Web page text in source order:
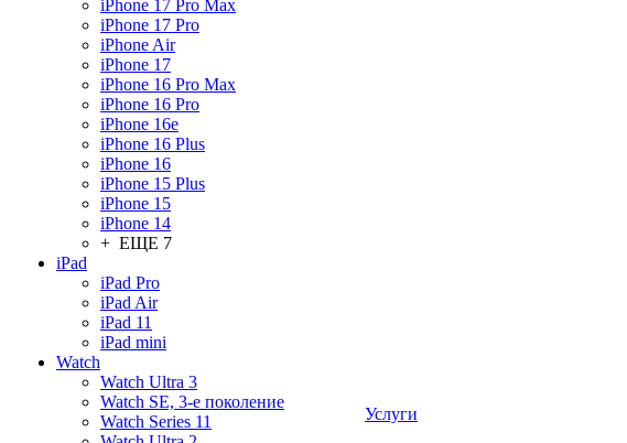
iPhone 17 Pro Max
iPhone 17 Pro
iPhone Air
iPhone 17
iPhone 16 Pro Max
iPhone 16 Pro
iPhone 16e
iPhone 16 Plus
iPhone 16
iPhone 15 Plus
iPhone 15
iPhone 14
+ ЕЩЕ 7
iPad
iPad Pro
iPad Air
iPad 11
iPad mini
Watch
Watch Ultra 3
Watch SE, 3-е поколение
Watch Series 11
Услуги